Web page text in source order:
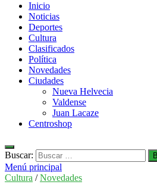
Rosario Web
Todas la noticias de Rosario y la zona
Inicio
Noticias
Deportes
Cultura
Clasificados
Política
Novedades
Ciudades
Nueva Helvecia
Valdense
Juan Lacaze
Centroshop
Buscar:
Menú principal
Cultura /Novedades